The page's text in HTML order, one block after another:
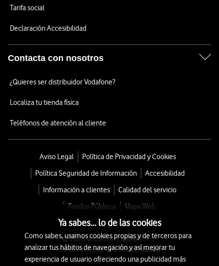
Tarifa social
Declaración Accesibilidad
Contacta con nosotros
¿Quieres ser distribuidor Vodafone?
Localiza tu tienda física
Teléfonos de atención al cliente
Aviso Legal
Política de Privacidad y Cookies
Política Seguridad de Información
Accesibilidad
Información a clientes
Calidad del servicio
Fondos Públicos
Mapa Web
© 2026 Vodafone España S.A.U.
Avda. América 115, 28042 Madrid
Ya sabes... lo de las cookies
Como sabes, usamos cookies propias y de terceros para
analizar tus hábitos de navegación y así mejorar tu
experiencia de usuario ofreciendo una publicidad más